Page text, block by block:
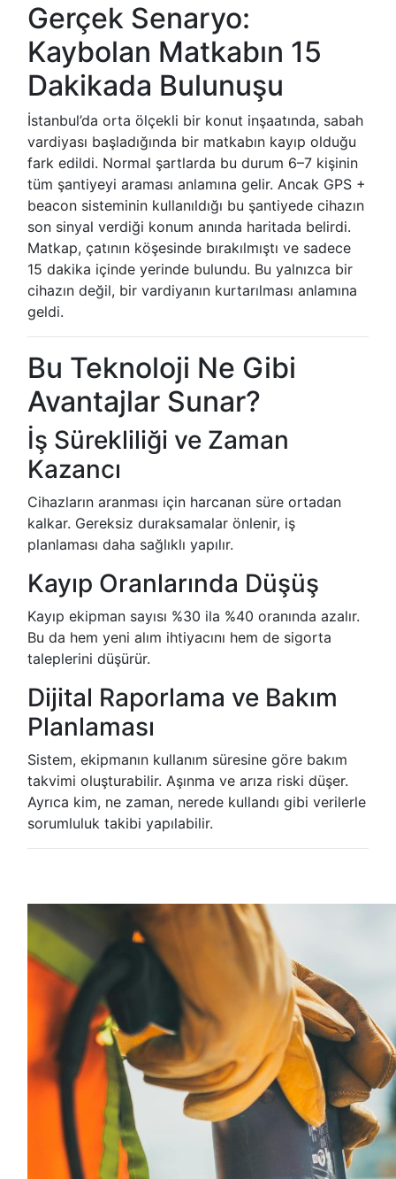
Gerçek Senaryo:
Kaybolan Matkabın 15
Dakikada Bulunuşu
İstanbul’da orta ölçekli bir konut inşaatında, sabah
vardiyası başladığında bir matkabın kayıp olduğu
fark edildi. Normal şartlarda bu durum 6–7 kişinin
tüm şantiyeyi araması anlamına gelir. Ancak GPS +
beacon sisteminin kullanıldığı bu şantiyede cihazın
son sinyal verdiği konum anında haritada belirdi.
Matkap, çatının köşesinde bırakılmıştı ve sadece
15 dakika içinde yerinde bulundu. Bu yalnızca bir
cihazın değil, bir vardiyanın kurtarılması anlamına
geldi.
Bu Teknoloji Ne Gibi
Avantajlar Sunar?
İş Sürekliliği ve Zaman
Kazancı
Cihazların aranması için harcanan süre ortadan
kalkar. Gereksiz duraksamalar önlenir, iş
planlaması daha sağlıklı yapılır.
Kayıp Oranlarında Düşüş
Kayıp ekipman sayısı %30 ila %40 oranında azalır.
Bu da hem yeni alım ihtiyacını hem de sigorta
taleplerini düşürür.
Dijital Raporlama ve Bakım
Planlaması
Sistem, ekipmanın kullanım süresine göre bakım
takvimi oluşturabilir. Aşınma ve arıza riski düşer.
Ayrıca kim, ne zaman, nerede kullandı gibi verilerle
sorumluluk takibi yapılabilir.